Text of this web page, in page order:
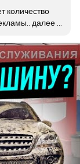
количество
далее